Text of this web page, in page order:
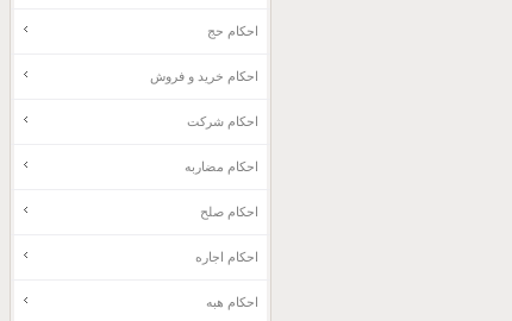
احکام حج
احکام خرید و فروش
احکام شرکت
احکام مضاربه
احکام صلح
احکام اجاره
احکام هبه